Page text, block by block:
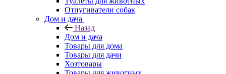
Отпугиватели собак
Дом и дача
Назад
Дом и дача
Товары для дома
Товары для дачи
Хозтовары